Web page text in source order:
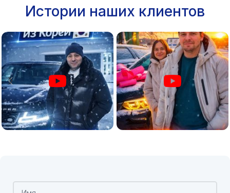
Истории наших клиентов